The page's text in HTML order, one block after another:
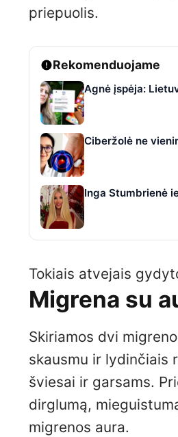
priepuolis.
Rekomenduojame
Agnė įspėja:
Ciberžolė ne
Inga Stumbrienė
Tokiais atvejais
Migrena su
Skiriamos dvi
skausmu ir lydinčiais
šviesai ir garsams.
dirglumą,
migrenos aura.